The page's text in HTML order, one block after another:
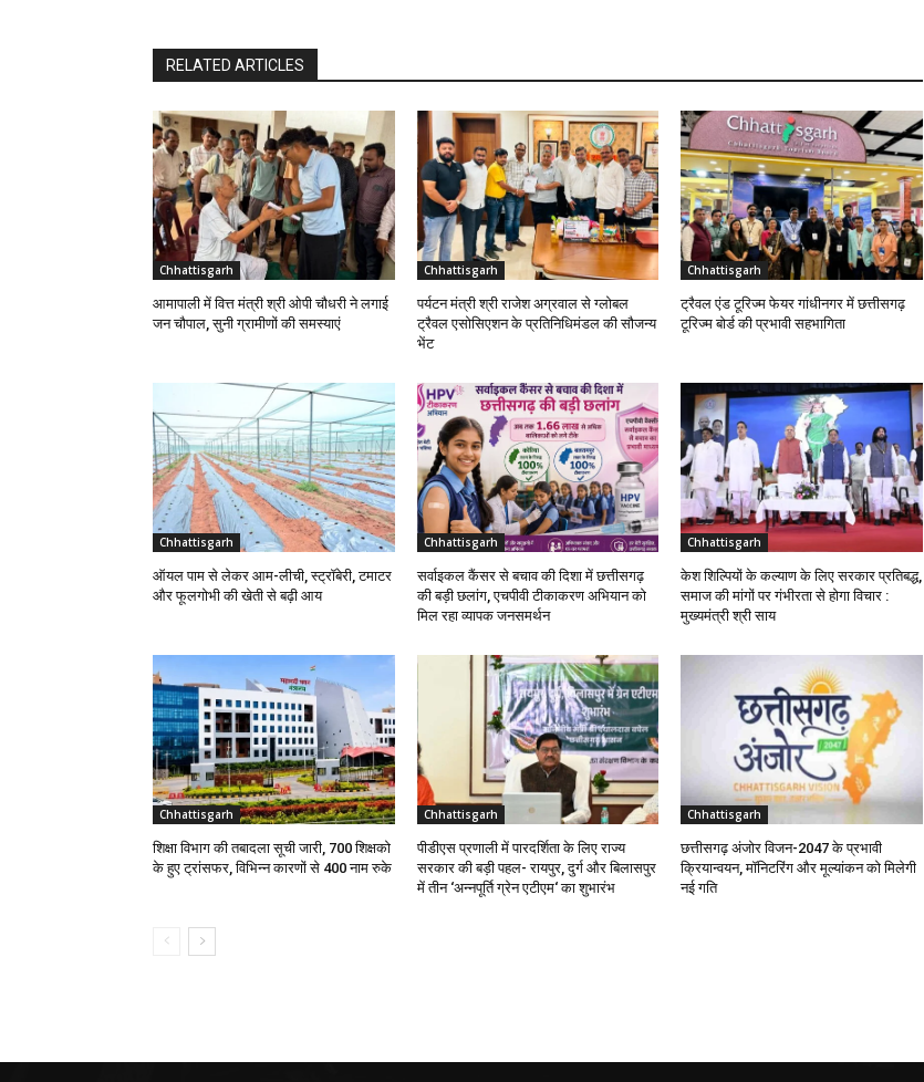
RELATED ARTICLES
Chhattisgarh
आमापाली में वित्त मंत्री श्री ओपी चौधरी ने लगाई
जन चौपाल, सुनी ग्रामीणों की समस्याएं
Chhattisgarh
पर्यटन मंत्री श्री राजेश अग्रवाल से ग्लोबल
ट्रैवल एसोसिएशन के प्रतिनिधिमंडल की सौजन्य
भेंट
Chhattisgarh
ट्रैवल एंड टूरिज्म फेयर गांधीनगर में छत्तीसगढ़
टूरिज्म बोर्ड की प्रभावी सहभागिता
Chhattisgarh
ऑयल पाम से लेकर आम-लीची, स्ट्रॉबेरी, टमाटर
और फूलगोभी की खेती से बढ़ी आय
Chhattisgarh
सर्वाइकल कैंसर से बचाव की दिशा में छत्तीसगढ़
की बड़ी छलांग, एचपीवी टीकाकरण अभियान को
मिल रहा व्यापक जनसमर्थन
Chhattisgarh
केश शिल्पियों के कल्याण के लिए सरकार प्रतिबद्ध,
समाज की मांगों पर गंभीरता से होगा विचार :
मुख्यमंत्री श्री साय
Chhattisgarh
शिक्षा विभाग की तबादला सूची जारी, 700 शिक्षको
के हुए ट्रांसफर, विभिन्न कारणों से 400 नाम रुके
Chhattisgarh
पीडीएस प्रणाली में पारदर्शिता के लिए राज्य
सरकार की बड़ी पहल- रायपुर, दुर्ग और बिलासपुर
में तीन ‘अन्नपूर्ति ग्रेन एटीएम‘ का शुभारंभ
Chhattisgarh
छत्तीसगढ़ अंजोर विजन-2047 के प्रभावी
क्रियान्वयन, मॉनिटरिंग और मूल्यांकन को मिलेगी
नई गति